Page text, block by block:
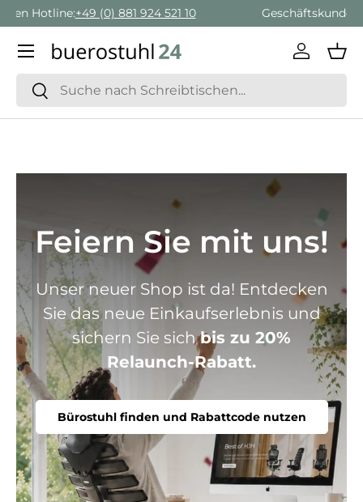
Direkt zum Inhalt
Geschäftskunden Beratung: + 49 (0) 881 924 521 22
Suchen
Suchen
Menü
Feiern Sie mit uns!
Unser neuer Shop ist da! Entdecken
Sie das neue Einkaufserlebnis und
sichern Sie sichbis zu 20%
Relaunch-Rabatt.
Bürostuhl finden und Rabattcode nutzen